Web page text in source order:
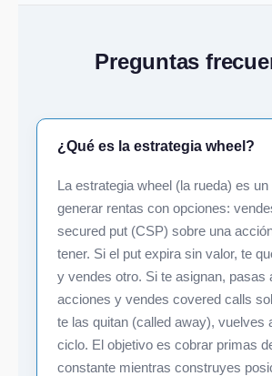
Preguntas
¿Qué es la estrategia wheel?
La estrategia wheel (la rueda) es
generar rentas con opciones:
secured put (CSP) sobre una
tener. Si el put expira sin valor, te
y vendes otro. Si te asignan, pasas
acciones y vendes covered calls
te las quitan (called away), vuelves
ciclo. El objetivo es cobrar primas
constante mientras construyes